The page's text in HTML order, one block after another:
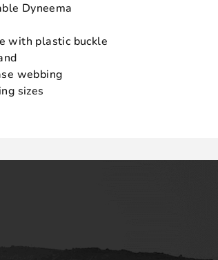
Dyneema
with plastic buckle
webbing
sizes